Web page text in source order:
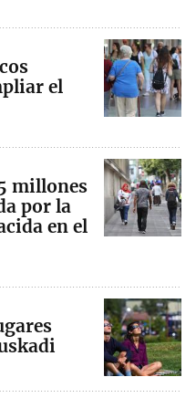
el
millones
por la
en el